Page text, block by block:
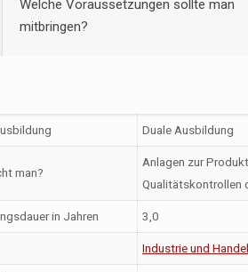
Welche Voraussetzungen sollte man
mitbringen?
Duale Ausbildung
man?
Anlagen zur
Qualitätskontrollen
in Jahren 3,0
Industrie und Handel